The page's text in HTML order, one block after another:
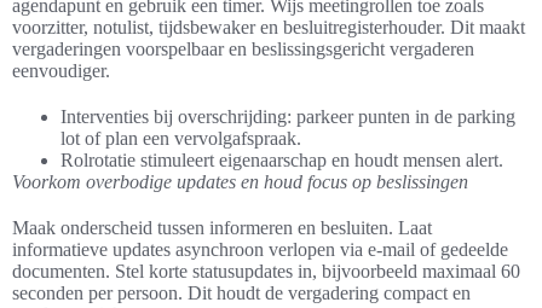
agendapunt en gebruik een timer. Wijs meetingrollen toe zoals
voorzitter, notulist, tijdsbewaker en besluitregisterhouder. Dit maakt
vergaderingen voorspelbaar en beslissingsgericht vergaderen
eenvoudiger.
Interventies bij overschrijding: parkeer punten in de parking
lot of plan een vervolgafspraak.
Rolrotatie stimuleert eigenaarschap en houdt mensen alert.
Voorkom overbodige updates en houd focus op beslissingen
Maak onderscheid tussen informeren en besluiten. Laat
informatieve updates asynchroon verlopen via e-mail of gedeelde
documenten. Stel korte statusupdates in, bijvoorbeeld maximaal 60
seconden per persoon. Dit houdt de vergadering compact en